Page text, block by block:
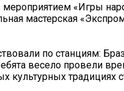
«Игры
мастерская
по станциям:
весело провели
культурных традициях